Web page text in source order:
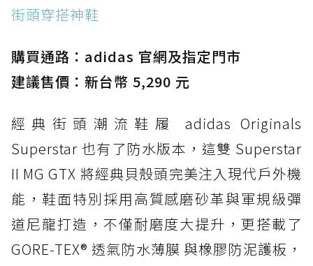
防水鞋推薦 2. New Balance Hierro v9 GORE-
防水鞋推薦 3. Nike Dunk Low GORE-TEX：
經典 Dunk 輪廓加上防水科技，雨天穿搭帥度不
打折
防水鞋推薦 4. ASICS TRABUCO 14 GTX：搭
載 GORE-TEX 隱形貼合科技，全方位防水神鞋
防水鞋推薦 5. Salomon XT-6 GORE-TEX：潮
人必備山系鞋王！防滑、防水與街頭顏值一次攻
頂
防水鞋推薦 6. HOKA Stinson Evo GTX：越野
復刻厚底，GORE-TEX 防水與增高神器一次滿
街頭穿搭神鞋
購買通路：adidas 官網及指定門市
建議售價：新台幣 5,290 元
經典街頭潮流鞋履 adidas Originals
Superstar 也有了防水版本，這雙 Superstar
II MG GTX 將經典貝殼頭完美注入現代戶外機
能，鞋面特別採用高質感磨砂革與軍規級彈
道尼龍打造，不僅耐磨度大提升，更搭載了
GORE-TEX® 透氣防水薄膜 與橡膠防泥護板，